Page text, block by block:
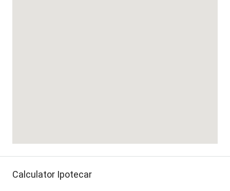
Calculator Ipotecar